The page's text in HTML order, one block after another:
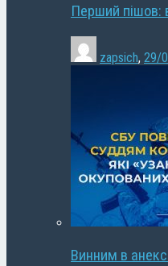
Перший пішов:
zapsich, 29/
Винним в